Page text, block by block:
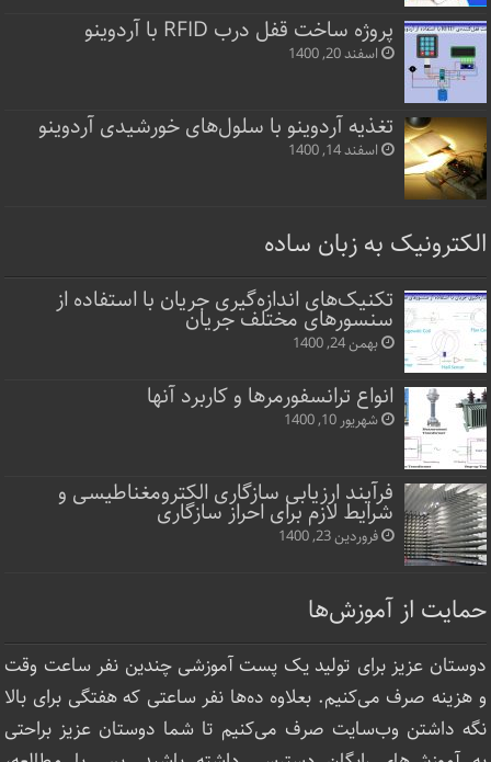
پروژه ساخت قفل‌ درب RFID با آردوینو
اسفند 20, 1400
تغذیه آردوینو با سلول‌های خورشیدی آردوینو
اسفند 14, 1400
الکترونیک به زبان ساده
تکنیک‌های اندازه‌گیری جریان با استفاده از
سنسورهای مختلف جریان
بهمن 24, 1400
انواع ترانسفورمرها و کاربرد آنها
شهریور 10, 1400
فرآیند ارزیابی سازگاری الکترومغناطیسی و
شرایط لازم برای احراز سازگاری
فروردین 23, 1400
حمایت از آموزش‌ها
دوستان عزیز برای تولید یک پست آموزشی چندین نفر ساعت‌ وقت
و هزینه صرف می‌کنیم. بعلاوه ده‌ها نفر ساعتی که هفتگی برای بالا
نگه داشتن وب‌سایت صرف ‌می‌کنیم تا شما دوستان عزیز براحتی